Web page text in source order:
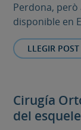
Perdona,
disponible en
LLEGIR POST
Cirugía
del